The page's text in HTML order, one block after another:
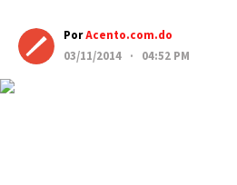
PorAcento.com.do
03/11/2014 · 04:52 PM